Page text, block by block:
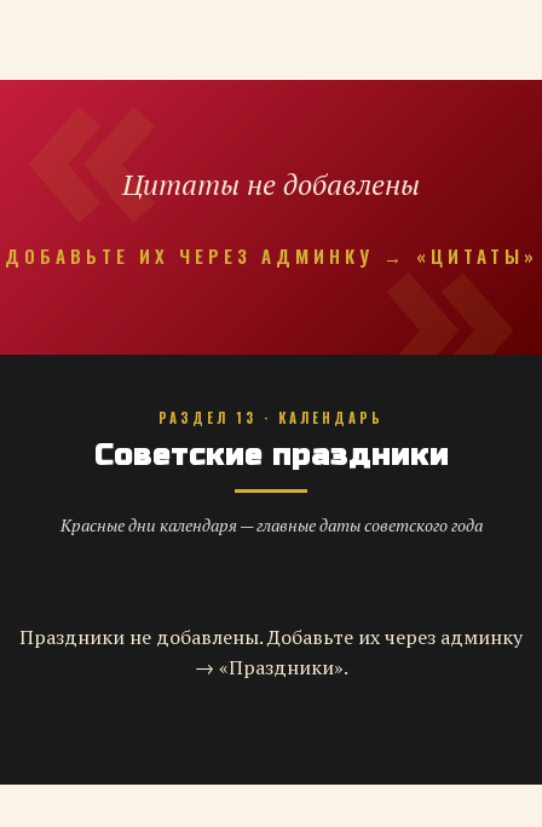
Цитаты не добавлены
ДОБАВЬТЕ ИХ ЧЕРЕЗ АДМИНКУ → «ЦИТАТЫ»
РАЗДЕЛ 13 · КАЛЕНДАРЬ
Советские праздники
Красные дни календаря — главные даты советского года
Праздники не добавлены. Добавьте их через админку
→ «Праздники».